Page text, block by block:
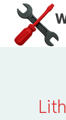
Zum
Inhalt
springen